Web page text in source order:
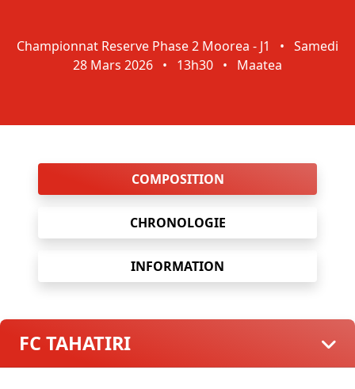
Championnat Reserve Phase 2 Moorea - J1 • Samedi
28 Mars 2026 • 13h30 • Maatea
COMPOSITION
CHRONOLOGIE
INFORMATION
FC TAHATIRI